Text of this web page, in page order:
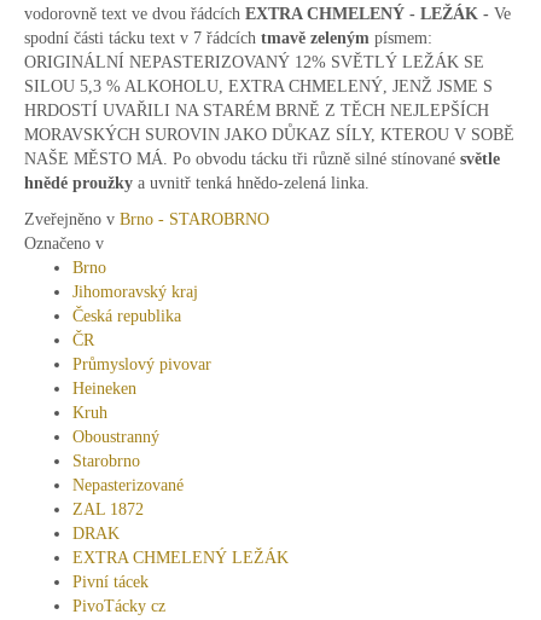
vodorovně text ve dvou řádcích EXTRA CHMELENÝ - LEŽÁK - Ve
spodní části tácku text v 7 řádcích tmavě zeleným písmem:
ORIGINÁLNÍ NEPASTERIZOVANÝ 12% SVĚTLÝ LEŽÁK SE
SILOU 5,3 % ALKOHOLU, EXTRA CHMELENÝ, JENŽ JSME S
HRDOSTÍ UVAŘILI NA STARÉM BRNĚ Z TĚCH NEJLEPŠÍCH
MORAVSKÝCH SUROVIN JAKO DŮKAZ SÍLY, KTEROU V SOBĚ
NAŠE MĚSTO MÁ. Po obvodu tácku tři různě silné stínované světle
hnědé proužky a uvnitř tenká hnědo-zelená linka.
Zveřejněno v Brno - STAROBRNO
Označeno v
Brno
Jihomoravský kraj
Česká republika
ČR
Průmyslový pivovar
Heineken
Kruh
Oboustranný
Starobrno
Nepasterizované
ZAL 1872
DRAK
EXTRA CHMELENÝ LEŽÁK
Pivní tácek
PivoTácky cz